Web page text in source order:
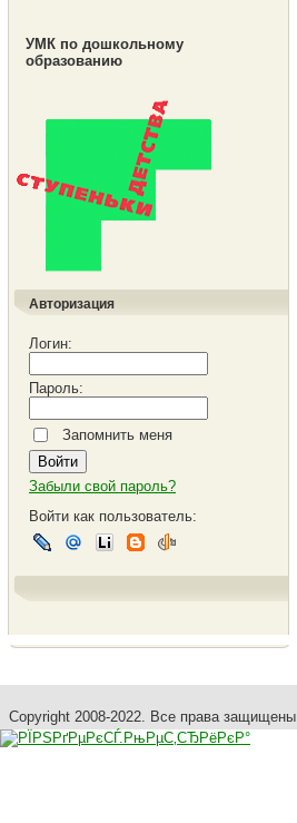
УМК по дошкольному
образованию
Авторизация
Логин:
Пароль:
Запомнить меня
Забыли свой пароль?
Войти как пользователь:
Copyright 2008-2022. Все права защищены.